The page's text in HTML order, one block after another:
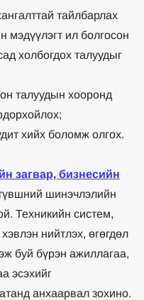
тайлбарлах
ил болгосон
холбогдох талуудыг
талуудын хооронд
хийх боломж олгох.
загвар, бизнесийн
шинэчлэлийн
Техникийн систем,
нийтлэх, өгөгдөл
буй бүрэн ажиллагаа,
эсэхийг
анхаарвал зохино.